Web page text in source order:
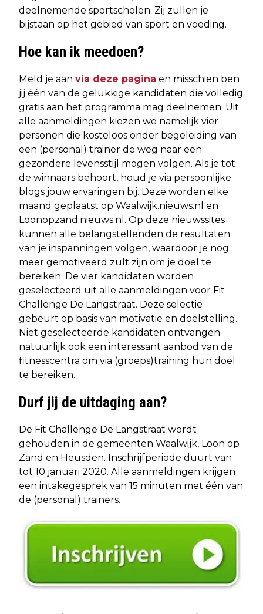
deelnemende sportscholen. Zij zullen je
bijstaan op het gebied van sport en voeding.
Hoe kan ik meedoen?
Meld je aan via deze pagina en misschien ben
jij één van de gelukkige kandidaten die volledig
gratis aan het programma mag deelnemen. Uit
alle aanmeldingen kiezen we namelijk vier
personen die kosteloos onder begeleiding van
een (personal) trainer de weg naar een
gezondere levensstijl mogen volgen. Als je tot
de winnaars behoort, houd je via persoonlijke
blogs jouw ervaringen bij. Deze worden elke
maand geplaatst op Waalwijk.nieuws.nl en
Loonopzand.nieuws.nl. Op deze nieuwssites
kunnen alle belangstellenden de resultaten
van je inspanningen volgen, waardoor je nog
meer gemotiveerd zult zijn om je doel te
bereiken. De vier kandidaten worden
geselecteerd uit alle aanmeldingen voor Fit
Challenge De Langstraat. Deze selectie
gebeurt op basis van motivatie en doelstelling.
Niet geselecteerde kandidaten ontvangen
natuurlijk ook een interessant aanbod van de
fitnesscentra om via (groeps)training hun doel
te bereiken.
Durf jij de uitdaging aan?
De Fit Challenge De Langstraat wordt
gehouden in de gemeenten Waalwijk, Loon op
Zand en Heusden. Inschrijfperiode duurt van
tot 10 januari 2020. Alle aanmeldingen krijgen
een intakegesprek van 15 minuten met één van
de (personal) trainers.